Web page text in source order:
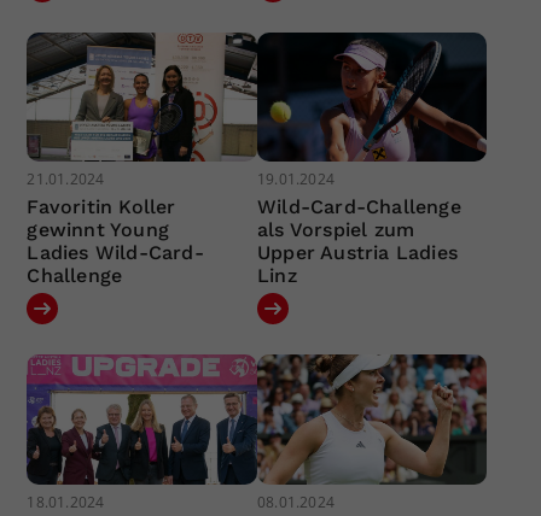
21.01.2024
Favoritin Koller
gewinnt Young
Ladies Wild-Card-
Challenge
19.01.2024
Wild-Card-Challenge
als Vorspiel zum
Upper Austria Ladies
Linz
18.01.2024 08.01.2024